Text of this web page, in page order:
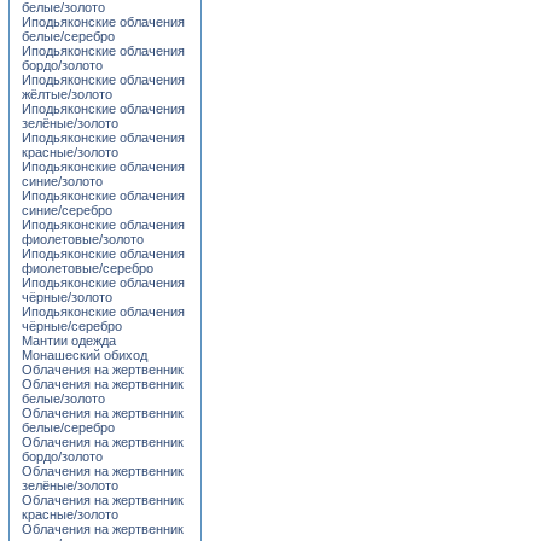
белые/золото
Иподьяконские облачения
белые/серебро
Иподьяконские облачения
бордо/золото
Иподьяконские облачения
жёлтые/золото
Иподьяконские облачения
зелёные/золото
Иподьяконские облачения
красные/золото
Иподьяконские облачения
синие/золото
Иподьяконские облачения
синие/серебро
Иподьяконские облачения
фиолетовые/золото
Иподьяконские облачения
фиолетовые/серебро
Иподьяконские облачения
чёрные/золото
Иподьяконские облачения
чёрные/серебро
Мантии одежда
Монашеский обиход
Облачения на жертвенник
Облачения на жертвенник
белые/золото
Облачения на жертвенник
белые/серебро
Облачения на жертвенник
бордо/золото
Облачения на жертвенник
зелёные/золото
Облачения на жертвенник
красные/золото
Облачения на жертвенник